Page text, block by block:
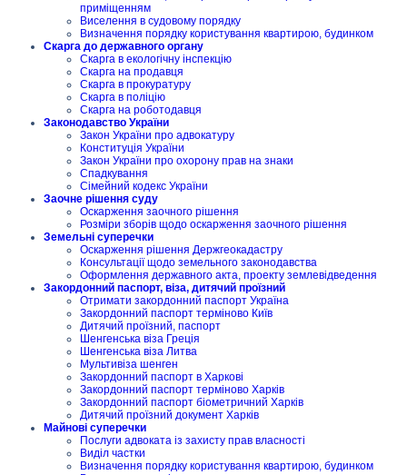
приміщенням
Виселення в судовому порядку
Визначення порядку користування квартирою, будинком
Скарга до державного органу
Скарга в екологічну інспекцію
Скарга на продавця
Скарга в прокуратуру
Скарга в поліцію
Скарга на роботодавця
Законодавство України
Закон України про адвокатуру
Конституція України
Закон України про охорону прав на знаки
Спадкування
Сімейний кодекс України
Заочне рішення суду
Оскарження заочного рішення
Розміри зборів щодо оскарження заочного рішення
Земельні суперечки
Оскарження рішення Держгеокадастру
Консультації щодо земельного законодавства
Оформлення державного акта, проекту землевідведення
Закордонний паспорт, віза, дитячий проїзний
Отримати закордонний паспорт Україна
Закордонний паспорт терміново Київ
Дитячий проїзний, паспорт
Шенгенська віза Греція
Шенгенська віза Литва
Мультивіза шенген
Закордонний паспорт в Харкові
Закордонний паспорт терміново Харків
Закордонний паспорт біометричний Харків
Дитячий проїзний документ Харків
Майнові суперечки
Послуги адвоката із захисту прав власності
Виділ частки
Визначення порядку користування квартирою, будинком